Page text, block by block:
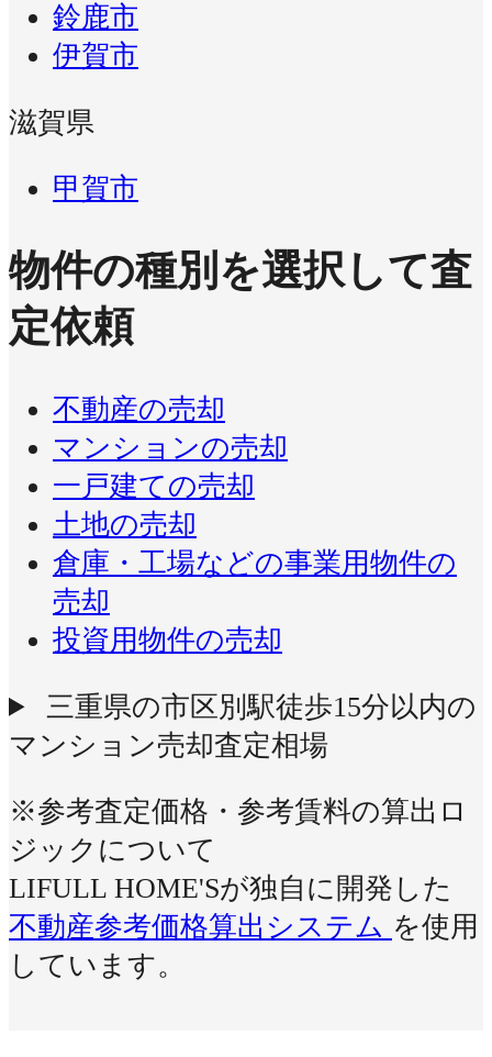
鈴鹿市
伊賀市
滋賀県
甲賀市
物件の種別を選択して査
定依頼
不動産の売却
マンションの売却
一戸建ての売却
土地の売却
倉庫・工場などの事業用物件の
売却
投資用物件の売却
三重県の市区別駅徒歩15分以内の
マンション売却査定相場
※参考査定価格・参考賃料の算出ロ
ジックについて
LIFULL HOME'Sが独自に開発した
不動産参考価格算出システム を使用
しています。